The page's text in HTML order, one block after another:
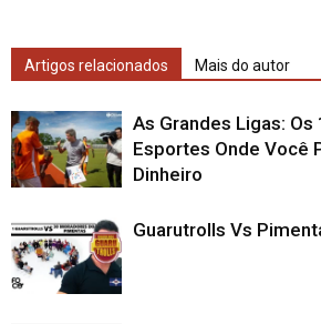
Artigos relacionados Mais do autor
As Grandes Ligas:
Esportes Onde Você
Dinheiro
Guarutrolls Vs